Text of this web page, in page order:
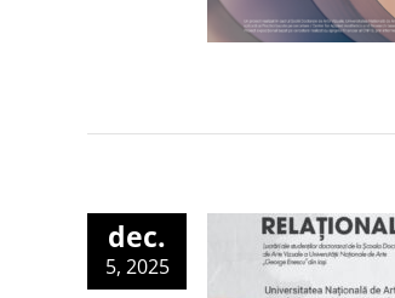
dec.
5, 2025